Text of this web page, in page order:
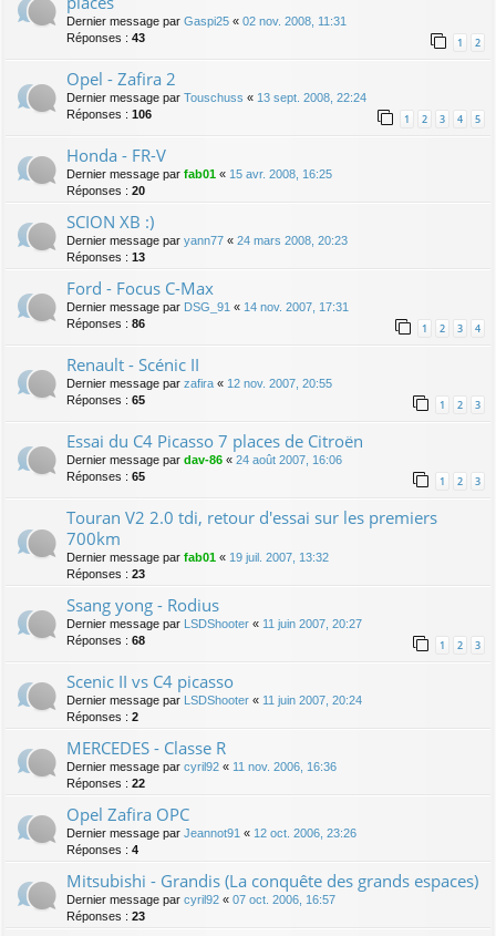
Dernier message par Gaspi25 « 02 nov. 2008, 11:31
Réponses : 43 1 2
Opel - Zafira 2
Dernier message par Touschuss « 13 sept. 2008, 22:24
Réponses : 106 1 2 3 4 5
Honda - FR-V
Dernier message par fab01 « 15 avr. 2008, 16:25
Réponses : 20
SCION XB :)
Dernier message par yann77 « 24 mars 2008, 20:23
Réponses : 13
Ford - Focus C-Max
Dernier message par DSG_91 « 14 nov. 2007, 17:31
Réponses : 86 1 2 3 4
Renault - Scénic II
Dernier message par zafira « 12 nov. 2007, 20:55
Réponses : 65 1 2 3
Essai du C4 Picasso 7 places de Citroën
Dernier message par dav-86 « 24 août 2007, 16:06
Réponses : 65 1 2 3
Touran V2 2.0 tdi, retour d'essai sur les premiers
700km
Dernier message par fab01 « 19 juil. 2007, 13:32
Réponses : 23
Ssang yong - Rodius
Dernier message par LSDShooter « 11 juin 2007, 20:27
Réponses : 68 1 2 3
Scenic II vs C4 picasso
Dernier message par LSDShooter « 11 juin 2007, 20:24
Réponses : 2
MERCEDES - Classe R
Dernier message par cyril92 « 11 nov. 2006, 16:36
Réponses : 22
Opel Zafira OPC
Dernier message par Jeannot91 « 12 oct. 2006, 23:26
Réponses : 4
Mitsubishi - Grandis (La conquête des grands espaces)
Dernier message par cyril92 « 07 oct. 2006, 16:57
Réponses : 23